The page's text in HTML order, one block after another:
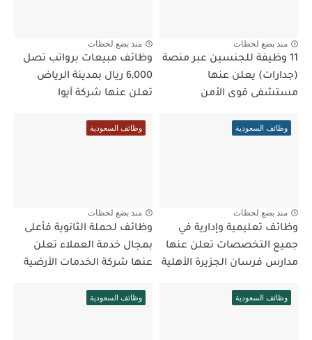
منذ بضع لحظات
11 وظيفة للجنسين عبر منصة
(جدارات) يعلن عنها
مستشفى قوى الأمن
منذ بضع لحظات
وظائف مبيعات برواتب تصل
6,000 ريال بمدينة الرياض
تعلن عنها شركة آيوا
وظائف السعودية
منذ بضع لحظات
وظائف تعليمية وإدارية في
جميع التخصصات تعلن عنها
مدارس فرسان الجزيرة الأهلية
وظائف السعودية
منذ بضع لحظات
وظائف لحملة الثانوية فأعلى
بمجال خدمة العملاء تعلن
عنها شركة الخدمات الأرضية
وظائف السعودية وظائف السعودية